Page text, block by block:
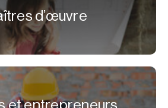
d’œuvre
et entrepreneurs